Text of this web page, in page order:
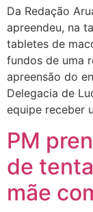
Da Redação
apreendeu, na
tabletes de
fundos de uma
apreensão do
Delegacia de
equipe receber
PM
de
mãe